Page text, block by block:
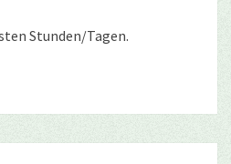
Stunden/Tagen.